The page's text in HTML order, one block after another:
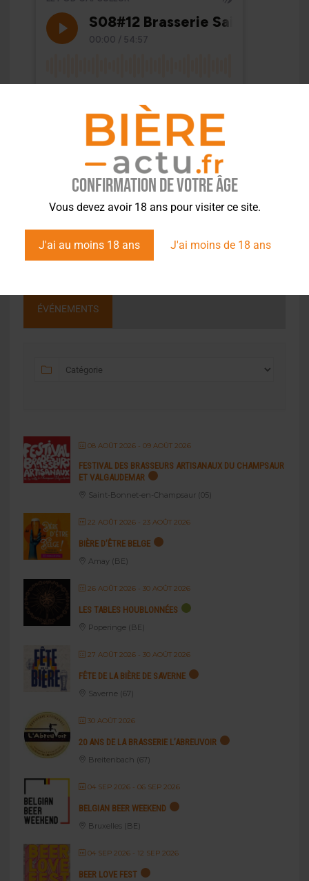
Confirmation de votre âge
Vous devez avoir 18 ans pour visiter ce site.
J'ai au moins 18 ans J'ai moins de 18 ans
ÉVÉNEMENTS
08 AOÛT 2026- 09 AOÛT 2026
FESTIVAL DES BRASSEURS ARTISANAUX DU CHAMPSAUR
ET VALGAUDEMAR
Saint-Bonnet-en-Champsaur (05)
22 AOÛT 2026- 23 AOÛT 2026
BIÈRE D’ÊTRE BELGE
Amay (BE)
26 AOÛT 2026- 30 AOÛT 2026
LES TABLES HOUBLONNÉES
Poperinge (BE)
27 AOÛT 2026- 30 AOÛT 2026
FÊTE DE LA BIÈRE DE SAVERNE
Saverne (67)
30 AOÛT 2026
20 ANS DE LA BRASSERIE L’ABREUVOIR
Breitenbach (67)
04 SEP 2026- 06 SEP 2026
BELGIAN BEER WEEKEND
Bruxelles (BE)
04 SEP 2026- 12 SEP 2026
BEER LOVE FEST